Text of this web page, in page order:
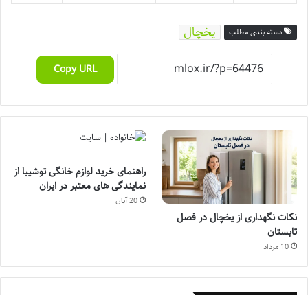
دسته بندی مطلب یخچال
Copy URL
نکات نگهداری از یخچال در فصل
تابستان
10 مرداد
راهنمای خرید لوازم خانگی توشیبا از
نمایندگی های معتبر در ایران
20 آبان